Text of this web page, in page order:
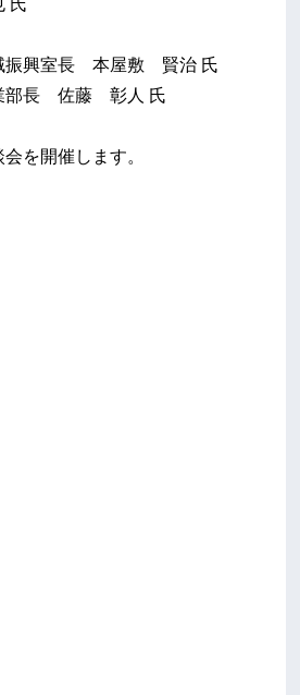
室長 本屋敷 賢治 氏
佐藤 彰人 氏
開催します。